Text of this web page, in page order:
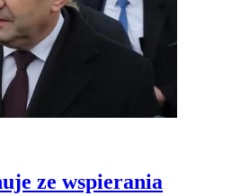
ze wspierania